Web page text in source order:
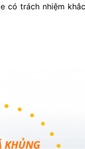
có trách nhiệm